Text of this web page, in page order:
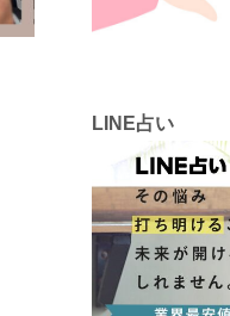
LINE占い